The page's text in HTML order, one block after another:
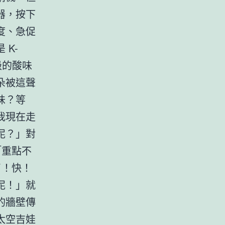
，按下
、急促
K-
酸味
被這聲
？等
現在走
？」對
點不
快！
！」就
牆壁傳
空吉娃